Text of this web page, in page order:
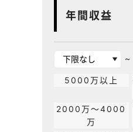
年間収益
~
5000万以上
2000万～4000
万